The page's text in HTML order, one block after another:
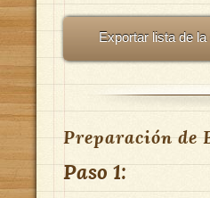
Exportar lista de
Preparación de
Paso 1: